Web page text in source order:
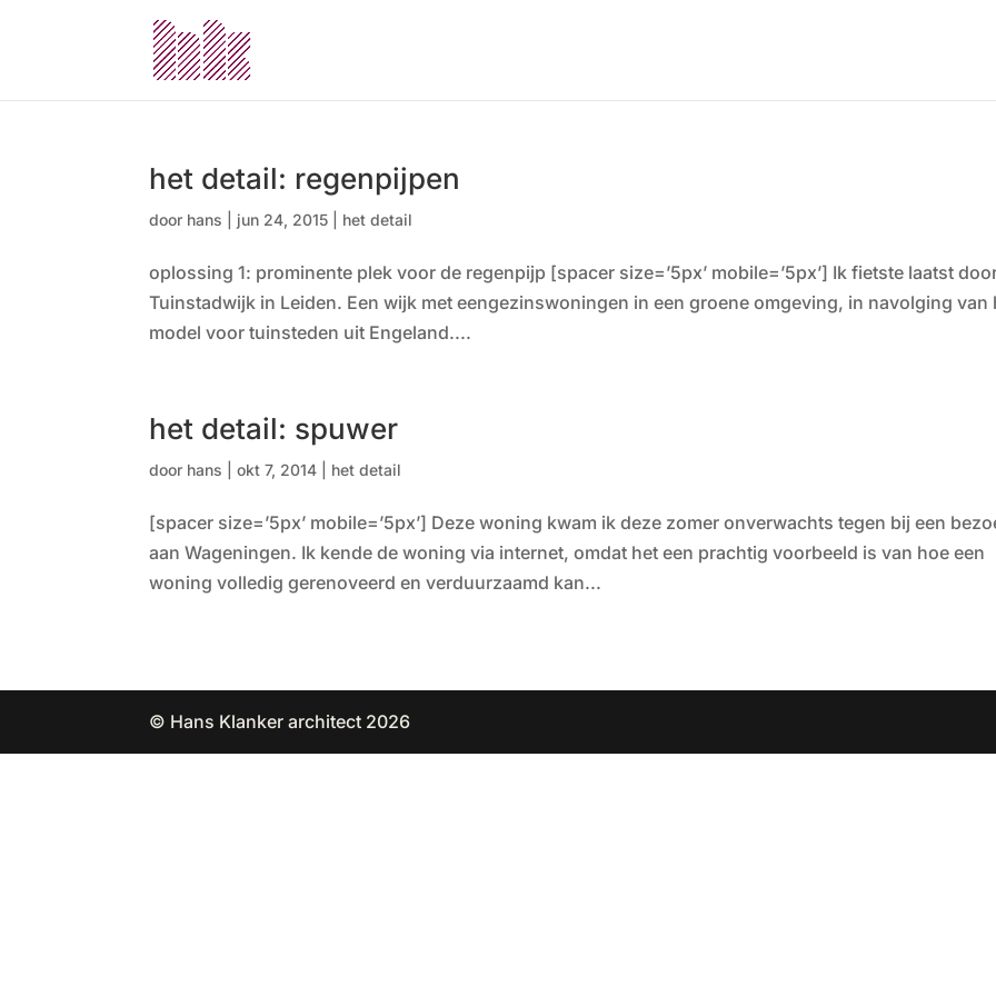
het detail: regenpijpen
door hans jun 24, 2015 het detail
oplossing 1: prominente plek voor de regenpijp [spacer size=’5px’ mobile=’5px’] Ik fietste laatst
Tuinstadwijk in Leiden. Een wijk met eengezinswoningen in een groene omgeving, in navolging van
model voor tuinsteden uit Engeland....
het detail: spuwer
door hans |okt 7, 2014 het detail
[spacer size=’5px’ mobile=’5px’] Deze woning kwam ik deze zomer onverwachts tegen bij een
aan Wageningen. Ik kende de woning via internet, omdat het een prachtig voorbeeld is van hoe een
woning volledig gerenoveerd en verduurzaamd kan...
© Hans Klanker architect 2026